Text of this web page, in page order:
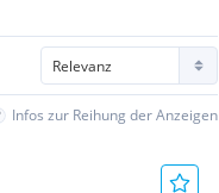
Infos zur Reihung der Anzeigen